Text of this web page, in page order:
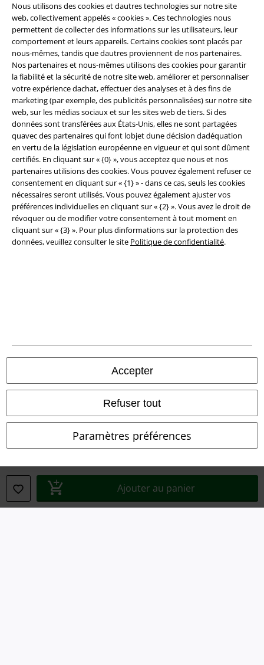
Nous utilisons des cookies et dautres technologies sur notre site
web, collectivement appelés « cookies ». Ces technologies nous
permettent de collecter des informations sur les utilisateurs, leur
comportement et leurs appareils. Certains cookies sont placés par
nous-mêmes, tandis que dautres proviennent de nos partenaires.
Nos partenaires et nous-mêmes utilisons des cookies pour garantir
la fiabilité et la sécurité de notre site web, améliorer et personnaliser
votre expérience dachat, effectuer des analyses et à des fins de
marketing (par exemple, des publicités personnalisées) sur notre site
web, sur les médias sociaux et sur les sites web de tiers. Si des
données sont transférées aux États-Unis, elles ne sont partagées
quavec des partenaires qui font lobjet dune décision dadéquation
en vertu de la législation européenne en vigueur et qui sont dûment
certifiés. En cliquant sur « {0} », vous acceptez que nous et nos
partenaires utilisions des cookies. Vous pouvez également refuser ce
consentement en cliquant sur « {1} » - dans ce cas, seuls les cookies
nécessaires seront utilisés. Vous pouvez également ajuster vos
préférences individuelles en cliquant sur « {2} ». Vous avez le droit de
révoquer ou de modifier votre consentement à tout moment en
cliquant sur « {3} ». Pour plus dinformations sur la protection des
données, veuillez consulter le site Politique de confidentialité.
Accepter
Refuser tout
Paramètres préférences
Ajouter au panier
ses avantages et de toutes ses fonctionnalités.
A Warner Music Group Company
Sécurité
Conditions générales
Éditeur
Élimination des déchets et protection de l'environnement
Déclaration de Conformité
Informations sur l'accessibilité